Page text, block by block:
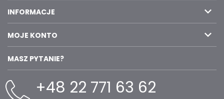
INFORMACJE
MOJE KONTO
MASZ PYTANIE?
+48 22 771 63 62